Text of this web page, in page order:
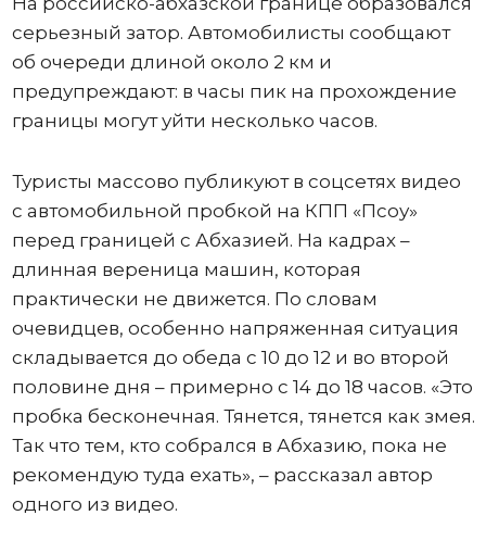
серьезный затор. Автомобилисты сообщают
об очереди длиной около 2 км и
предупреждают: в часы пик на прохождение
границы могут уйти несколько часов.
Туристы массово публикуют в соцсетях видео
с автомобильной пробкой на КПП «Псоу»
перед границей с Абхазией. На кадрах –
длинная вереница машин, которая
практически не движется. По словам
очевидцев, особенно напряженная ситуация
складывается до обеда с 10 до 12 и во второй
половине дня – примерно с 14 до 18 часов. «Это
пробка бесконечная. Тянется, тянется как змея.
Так что тем, кто собрался в Абхазию, пока не
рекомендую туда ехать», – рассказал автор
одного из видео.